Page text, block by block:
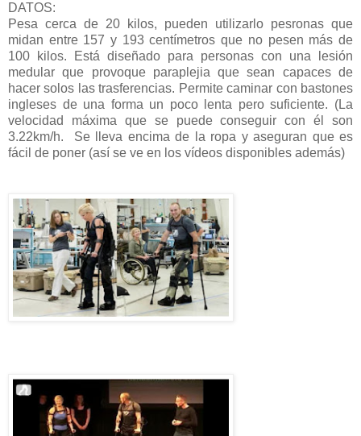
DATOS:
Pesa cerca de 20 kilos, pueden utilizarlo pesronas que
midan entre 157 y 193 centímetros que no pesen más de
100 kilos. Está diseñado para personas con una lesión
medular que provoque paraplejia que sean capaces de
hacer solos las trasferencias. Permite caminar con bastones
ingleses de una forma un poco lenta pero suficiente. (La
velocidad máxima que se puede conseguir con él son
3.22km/h. Se lleva encima de la ropa y aseguran que es
fácil de poner (así se ve en los vídeos disponibles además)